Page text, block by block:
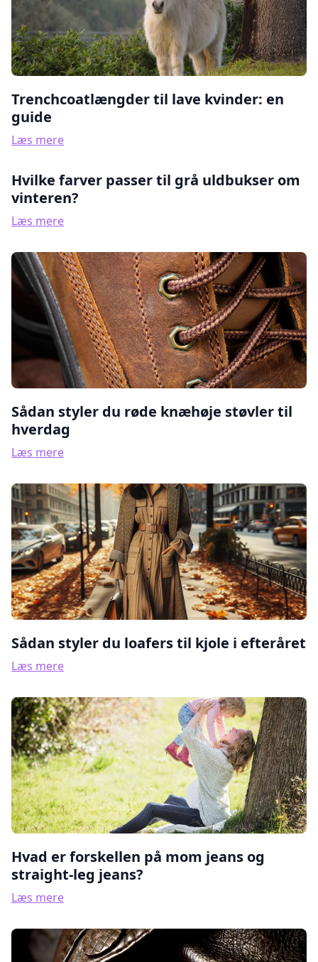
Trenchcoatlængder til lave kvinder: en
guide
Læs mere
Hvilke farver passer til grå uldbukser om
vinteren?
Læs mere
Sådan styler du røde knæhøje støvler til
hverdag
Læs mere
Sådan styler du loafers til kjole i efteråret
Læs mere
Hvad er forskellen på mom jeans og
straight-leg jeans?
Læs mere